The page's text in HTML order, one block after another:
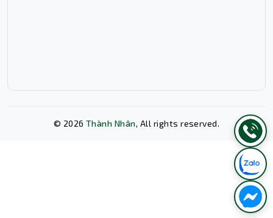
© 2026 Thành Nhân, All rights reserved.